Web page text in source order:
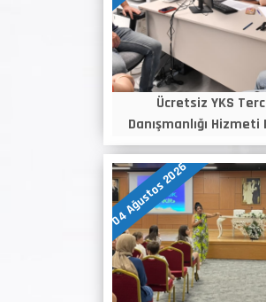
Ücretsiz YKS
Danışmanlığı Hizmeti
04 Ağustos 2026